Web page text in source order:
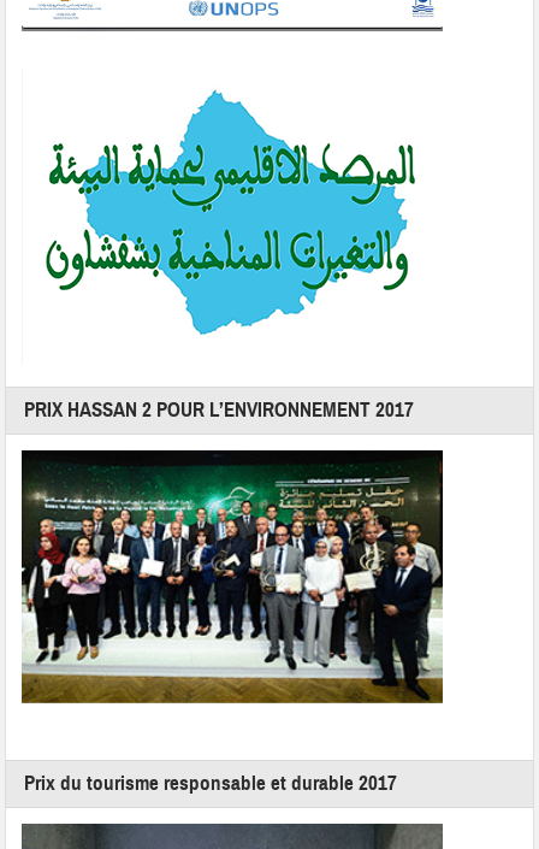
PRIX HASSAN 2 POUR L’ENVIRONNEMENT 2017
Prix du tourisme responsable et durable 2017